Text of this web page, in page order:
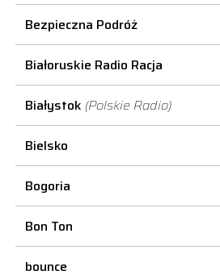
Bezpieczna Podróż
Białoruskie Radio Racja
Białystok (Polskie Radio)
Bielsko
Bogoria
Bon Ton
bounce